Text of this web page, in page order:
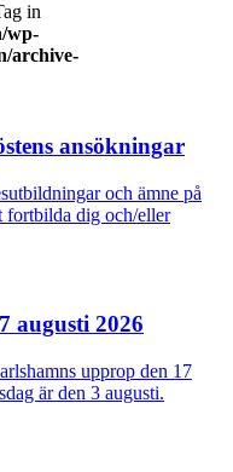
in
wp-
archive-
ansökningar
och ämne på
fortbilda dig och/eller
augusti 2026
upprop den 17
är den 3 augusti.